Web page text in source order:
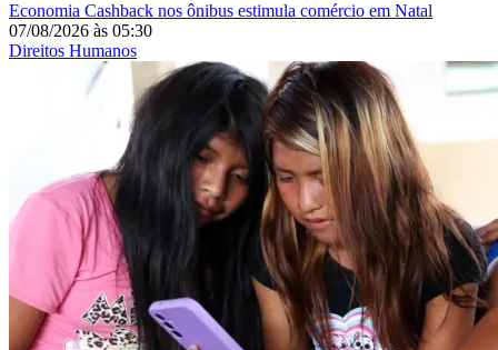
Economia Cashback nos ônibus estimula comércio em Natal
07/08/2026 às 05:30
Direitos Humanos